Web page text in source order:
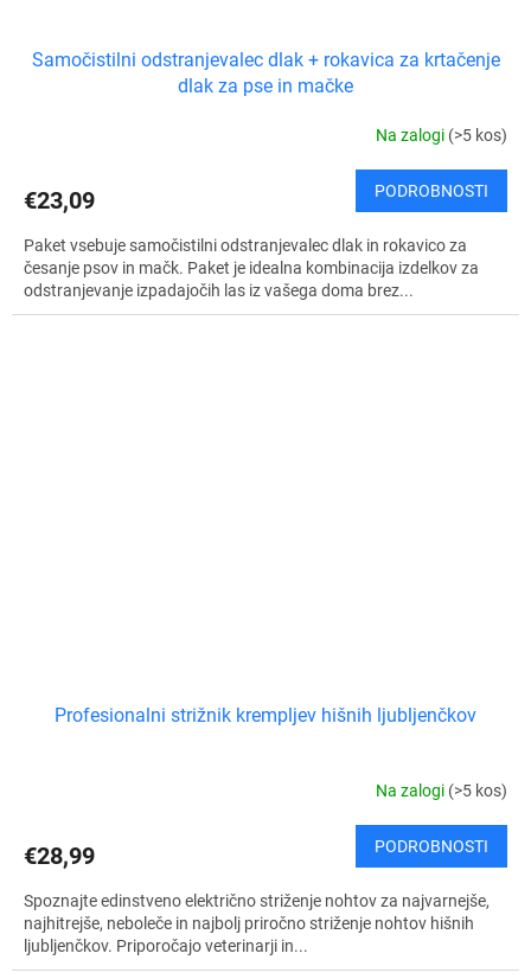
Samočistilni odstranjevalec dlak + rokavica za krtačenje
dlak za pse in mačke
Na zalogi (>5 kos)
€23,09 PODROBNOSTI
Paket vsebuje samočistilni odstranjevalec dlak in rokavico za
česanje psov in mačk. Paket je idealna kombinacija izdelkov za
odstranjevanje izpadajočih las iz vašega doma brez...
Profesionalni strižnik krempljev hišnih ljubljenčkov
Na zalogi (>5 kos)
€28,99 PODROBNOSTI
Spoznajte edinstveno električno striženje nohtov za najvarnejše,
najhitrejše, neboleče in najbolj priročno striženje nohtov hišnih
ljubljenčkov. Priporočajo veterinarji in...